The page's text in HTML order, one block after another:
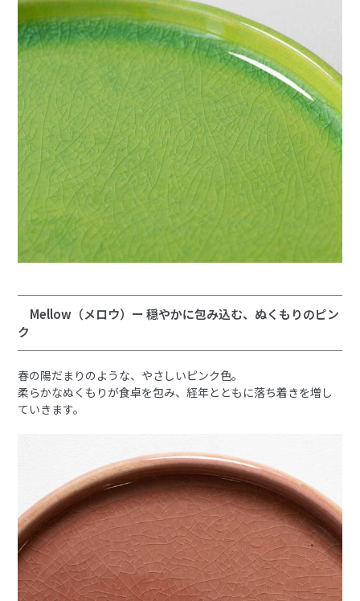
Mellow（メロウ）ー 穏やかに包み込む、ぬくもりのピン
ク
春の陽だまりのような、やさしいピンク色。
柔らかなぬくもりが食卓を包み、経年とともに落ち着きを増し
ていきます。